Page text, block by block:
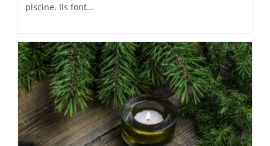
piscine. Ils font…